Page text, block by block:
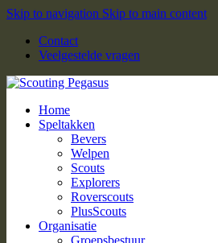
Skip to navigation Skip to main content
Contact
Veelgestelde vragen
Home
Speltakken
Bevers
Welpen
Scouts
Explorers
Roverscouts
PlusScouts
Organisatie
Groepsbestuur